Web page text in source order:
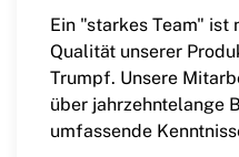
Ein "starkes Team" ist
Qualität unserer
Trumpf. Unsere
über jahrzehntelange
umfassende